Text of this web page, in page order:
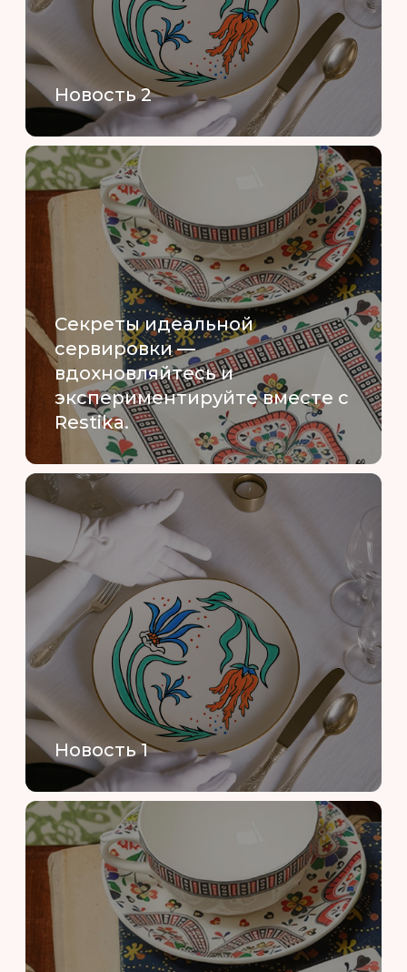
Новость 2
Секреты идеальной
сервировки —
вдохновляйтесь и
экспериментируйте вместе с
Restika.
Новость 1